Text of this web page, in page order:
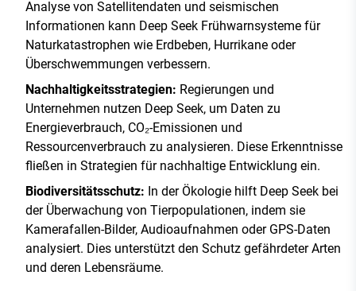
Analyse von Satellitendaten und seismischen
Informationen kann Deep Seek Frühwarnsysteme für
Naturkatastrophen wie Erdbeben, Hurrikane oder
Überschwemmungen verbessern.
Nachhaltigkeitsstrategien: Regierungen und
Unternehmen nutzen Deep Seek, um Daten zu
Energieverbrauch, CO₂-Emissionen und
Ressourcenverbrauch zu analysieren. Diese Erkenntnisse
fließen in Strategien für nachhaltige Entwicklung ein.
Biodiversitätsschutz: In der Ökologie hilft Deep Seek bei
der Überwachung von Tierpopulationen, indem sie
Kamerafallen-Bilder, Audioaufnahmen oder GPS-Daten
analysiert. Dies unterstützt den Schutz gefährdeter Arten
und deren Lebensräume.